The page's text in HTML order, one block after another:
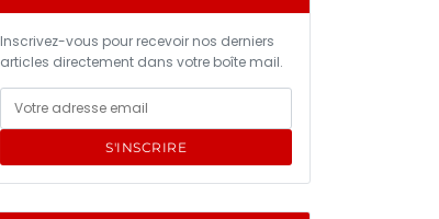
Inscrivez-vous pour recevoir nos derniers
articles directement dans votre boîte mail.
S'INSCRIRE